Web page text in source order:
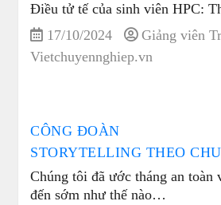
Điều tử tế của sinh viên HPC:
17/10/2024
Giảng viên
Vietchuyennghiep.vn
CÔNG ĐOÀN
STORYTELLING THEO
Chúng tôi đã ước tháng an toàn
đến sớm như thế nào…